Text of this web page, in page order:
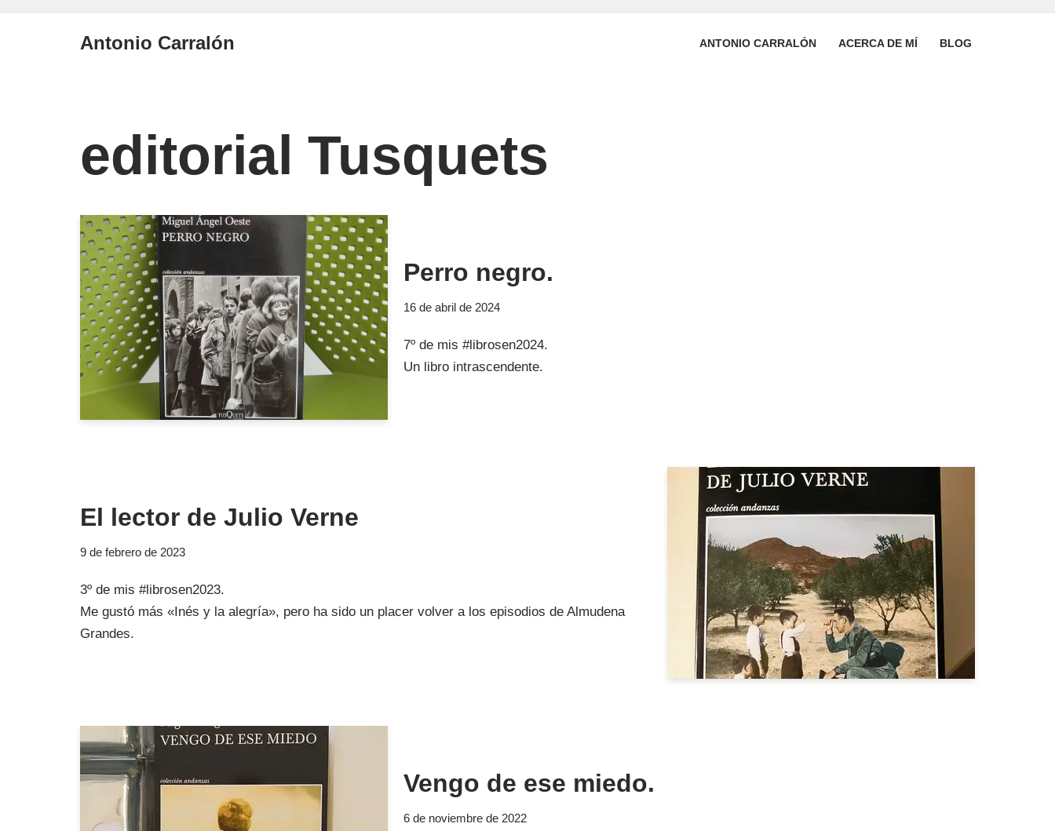
Antonio Carralón ANTONIO CARRALÓN ACERCA DE MÍ BLOG
editorial Tusquets
Perro negro.
16 de abril de 2024
7º de mis #librosen2024.
Un libro intrascendente.
El lector de Julio Verne
9 de febrero de 2023
3º de mis #librosen2023.
Me gustó más «Inés y la alegría», pero ha sido un placer volver a los episodios de Almudena
Grandes.
Vengo de ese miedo.
6 de noviembre de 2022